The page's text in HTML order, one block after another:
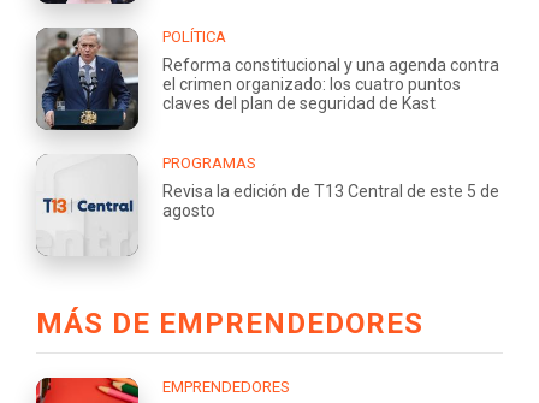
POLÍTICA
Reforma constitucional y una agenda contra
el crimen organizado: los cuatro puntos
claves del plan de seguridad de Kast
PROGRAMAS
Revisa la edición de T13 Central de este 5 de
agosto
MÁS DE EMPRENDEDORES
EMPRENDEDORES